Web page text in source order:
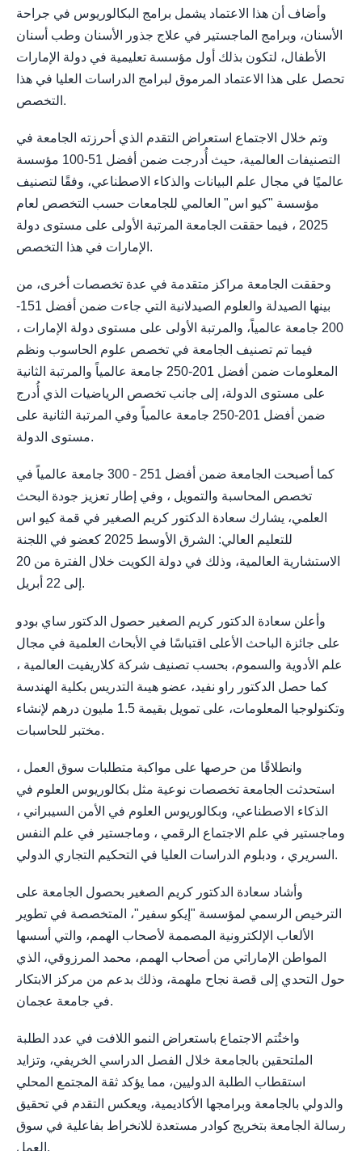
وأضاف أن هذا الاعتماد يشمل برامج البكالوريوس في جراحة
الأسنان، وبرامج الماجستير في علاج جذور الأسنان وطب أسنان
الأطفال، لتكون بذلك أول مؤسسة تعليمية في دولة الإمارات
تحصل على هذا الاعتماد المرموق لبرامج الدراسات العليا في هذا
التخصص.
وتم خلال الاجتماع استعراض التقدم الذي أحرزته الجامعة في
التصنيفات العالمية، حيث أُدرجت ضمن أفضل 51-100 مؤسسة
عالميًا في مجال علم البيانات والذكاء الاصطناعي، وفقًا لتصنيف
مؤسسة "كيو اس" العالمي للجامعات حسب التخصص لعام
2025 ، فيما حققت الجامعة المرتبة الأولى على مستوى دولة
الإمارات في هذا التخصص.
وحققت الجامعة مراكز متقدمة في عدة تخصصات أخرى، من
بينها الصيدلة والعلوم الصيدلانية التي جاءت ضمن أفضل 151-
200 جامعة عالمياً، والمرتبة الأولى على مستوى دولة الإمارات ،
فيما تم تصنيف الجامعة في تخصص علوم الحاسوب ونظم
المعلومات ضمن أفضل 201-250 جامعة عالمياً والمرتبة الثانية
على مستوى الدولة، إلى جانب تخصص الرياضيات الذي أُدرج
ضمن أفضل 201-250 جامعة عالمياً وفي المرتبة الثانية على
مستوى الدولة.
كما أصبحت الجامعة ضمن أفضل 251 - 300 جامعة عالمياً في
تخصص المحاسبة والتمويل ، وفي إطار تعزيز جودة البحث
العلمي، يشارك سعادة الدكتور كريم الصغير في قمة كيو اس
للتعليم العالي: الشرق الأوسط 2025 كعضو في اللجنة
الاستشارية العالمية، وذلك في دولة الكويت خلال الفترة من 20
إلى 22 أبريل.
وأعلن سعادة الدكتور كريم الصغير حصول الدكتور ساي بودو
على جائزة الباحث الأعلى اقتباسًا في الأبحاث العلمية في مجال
علم الأدوية والسموم، بحسب تصنيف شركة كلاريفيت العالمية ،
كما حصل الدكتور راو نفيد، عضو هيىة التدريس بكلية الهندسة
وتكنولوجيا المعلومات، على تمويل بقيمة 1.5 مليون درهم لإنشاء
مختبر للحاسبات.
وانطلاقًا من حرصها على مواكبة متطلبات سوق العمل ،
استحدثت الجامعة تخصصات نوعية مثل بكالوريوس العلوم في
الذكاء الاصطناعي، وبكالوريوس العلوم في الأمن السيبراني ،
وماجستير في علم الاجتماع الرقمي ، وماجستير في علم النفس
السريري ، ودبلوم الدراسات العليا في التحكيم التجاري الدولي.
وأشاد سعادة الدكتور كريم الصغير بحصول الجامعة على
الترخيص الرسمي لمؤسسة "إيكو سفير"، المتخصصة في تطوير
الألعاب الإلكترونية المصممة لأصحاب الهمم، والتي أسسها
المواطن الإماراتي من أصحاب الهمم، محمد المرزوقي، الذي
حول التحدي إلى قصة نجاح ملهمة، وذلك بدعم من مركز الابتكار
في جامعة عجمان.
واختُتم الاجتماع باستعراض النمو اللافت في عدد الطلبة
الملتحقين بالجامعة خلال الفصل الدراسي الخريفي، وتزايد
استقطاب الطلبة الدوليين، مما يؤكد ثقة المجتمع المحلي
والدولي بالجامعة وبرامجها الأكاديمية، ويعكس التقدم في تحقيق
رسالة الجامعة بتخريج كوادر مستعدة للانخراط بفاعلية في سوق
العمل.